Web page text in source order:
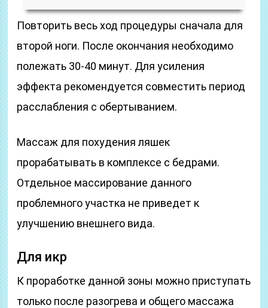
Повторить весь ход процедуры сначала для
второй ноги. После окончания необходимо
полежать 30-40 минут. Для усиления
эффекта рекомендуется совместить период
расслабления с обертыванием.
Массаж для похудения ляшек
прорабатывать в комплексе с бедрами.
Отдельное массирование данного
проблемного участка не приведет к
улучшению внешнего вида.
Для икр
К проработке данной зоны можно приступать
только после разогрева и общего массажа